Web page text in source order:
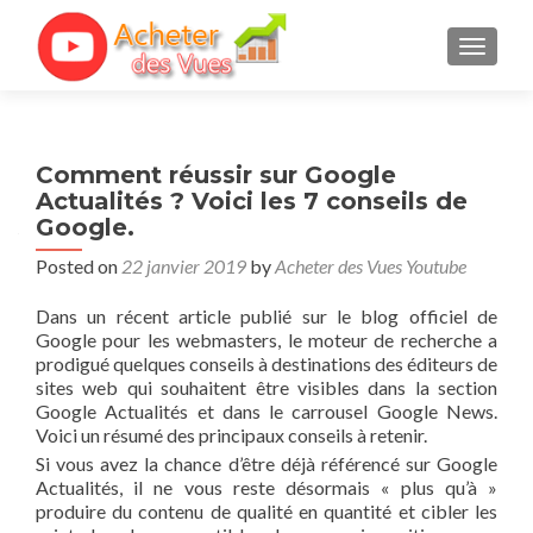
Comment réussir sur Google
Actualités ? Voici les 7 conseils de
Google.
Posted on 22 janvier 2019 byAcheter des Vues Youtube
Dans un récent article publié sur le blog officiel de
Google pour les webmasters, le moteur de recherche a
prodigué quelques conseils à destinations des éditeurs de
sites web qui souhaitent être visibles dans la section
Google Actualités et dans le carrousel Google News.
Voici un résumé des principaux conseils à retenir.
Si vous avez la chance d’être déjà référencé sur Google
Actualités, il ne vous reste désormais « plus qu’à »
produire du contenu de qualité en quantité et cibler les